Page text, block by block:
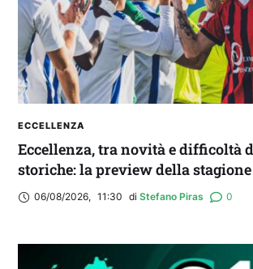
ECCELLENZA
Eccellenza, tra novità e difficoltà
storiche: la preview della
06/08/2026, 11:30 di Stefano Piras 0